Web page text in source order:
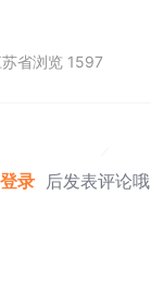
省浏览 1597
登录 后发表评论哦